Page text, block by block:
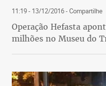
11:19 - 13/12/2016- Compartilhe
Operação Hefasta
milhões no Museu do